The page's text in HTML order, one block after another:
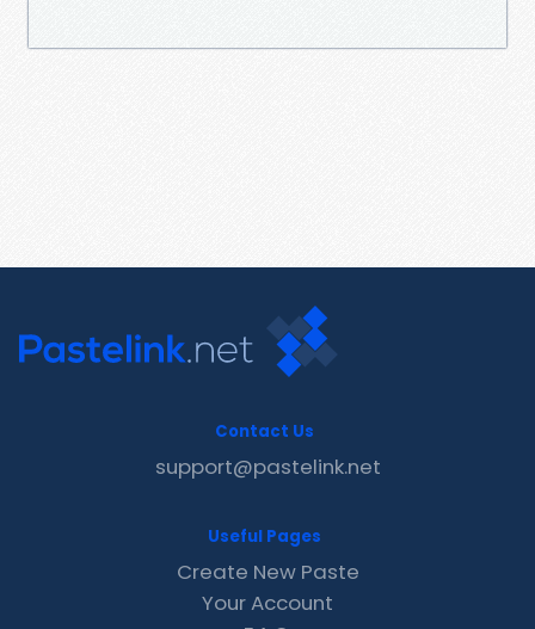
Contact Us
support@pastelink.net
Useful Pages
Create New Paste
Your Account